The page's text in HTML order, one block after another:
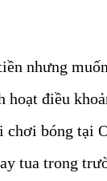
nhưng
điều
chơi bóng tại
tua trong